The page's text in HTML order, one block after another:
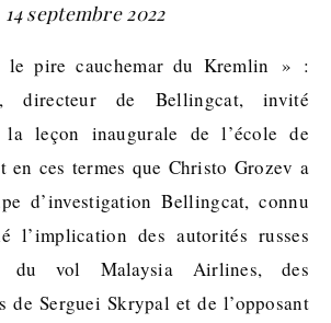
14 septembre 2022
le pire cauchemar du Kremlin » :
directeur de Bellingcat, invité
la leçon inaugurale de l’école de
en ces termes que Christo Grozev a
d’investigation Bellingcat, connu
l’implication des autorités russes
du vol Malaysia Airlines, des
de Serguei Skrypal et de l’opposant